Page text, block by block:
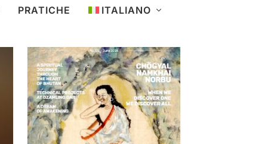
PRATICHE ITALIANO